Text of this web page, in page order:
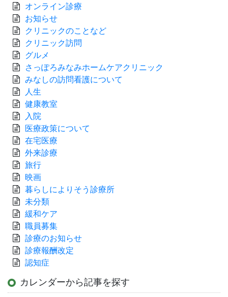
オンライン診療
お知らせ
クリニックのことなど
クリニック訪問
グルメ
さっぽろみなみホームケアクリニック
みなしの訪問看護について
人生
健康教室
入院
医療政策について
在宅医療
外来診療
旅行
映画
暮らしによりそう診療所
未分類
緩和ケア
職員募集
診療のお知らせ
診療報酬改定
認知症
カレンダーから記事を探す